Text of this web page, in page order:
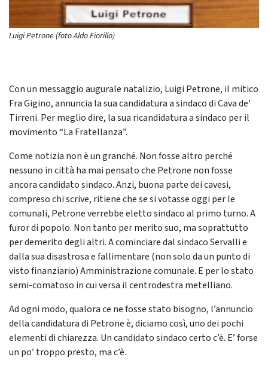
Luigi Petrone (foto Aldo Fiorillo)
Con un messaggio augurale natalizio, Luigi Petrone, il mitico
Fra Gigino, annuncia la sua candidatura a sindaco di Cava de’
Tirreni. Per meglio dire, la sua ricandidatura a sindaco per il
movimento “La Fratellanza”.
Come notizia non è un granché. Non fosse altro perché
nessuno in città ha mai pensato che Petrone non fosse
ancora candidato sindaco. Anzi, buona parte dei cavesi,
compreso chi scrive, ritiene che se si votasse oggi per le
comunali, Petrone verrebbe eletto sindaco al primo turno. A
furor di popolo. Non tanto per merito suo, ma soprattutto
per demerito degli altri. A cominciare dal sindaco Servalli e
dalla sua disastrosa e fallimentare (non solo da un punto di
visto finanziario) Amministrazione comunale. E per lo stato
semi-comatoso in cui versa il centrodestra metelliano.
Ad ogni modo, qualora ce ne fosse stato bisogno, l’annuncio
della candidatura di Petrone è, diciamo così, uno dei pochi
elementi di chiarezza. Un candidato sindaco certo c’è. E’ forse
un po’ troppo presto, ma c’è.